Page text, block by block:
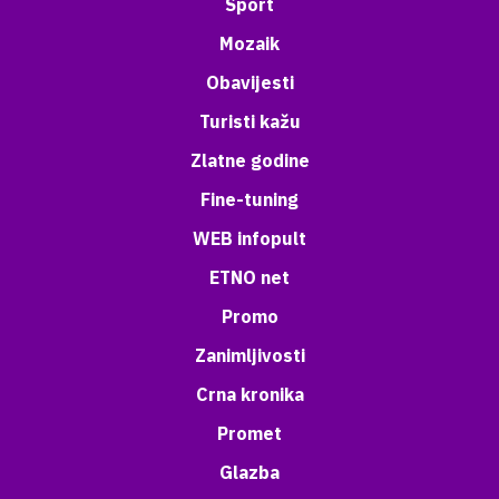
Sport
Mozaik
Obavijesti
Turisti kažu
Zlatne godine
Fine-tuning
WEB infopult
ETNO net
Promo
Zanimljivosti
Crna kronika
Promet
Glazba